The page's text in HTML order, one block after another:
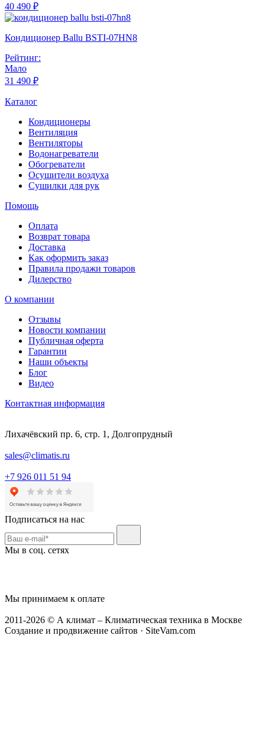
40 490 ₽
Кондиционер Ballu BSTI-07HN8
Рейтинг:
Мало
31 490 ₽
Каталог
Кондиционеры
Вентиляция
Вентиляторы
Водонагреватели
Обогреватели
Осушители воздуха
Сушилки для рук
Помощь
Оплата
Возврат товара
Доставка
Как оформить заказ
Правила продажи товаров
Дилерство
О компании
Отзывы
Новости компании
Публичная оферта
Гарантии
Наши объекты
Блог
Видео
Контактная информация
Лихачёвский пр. 6, стр. 1, Долгопрудный
sales@climatis.ru
+7 926 011 51 94
Подписаться на нас
Мы в соц. сетях
Мы принимаем к оплате
2011-2026 © А климат – Климатическая техника в Москве
Создание и продвижение сайтов · SiteVam.com